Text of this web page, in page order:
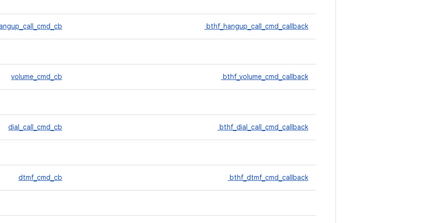
bthf_hangup_call_cmd_callback
bthf_volume_cmd_callback
volume_cmd_cb
bthf_dial_call_cmd_callback
dial_call_cmd_cb
bthf_dtmf_cmd_callback
dtmf_cmd_cb